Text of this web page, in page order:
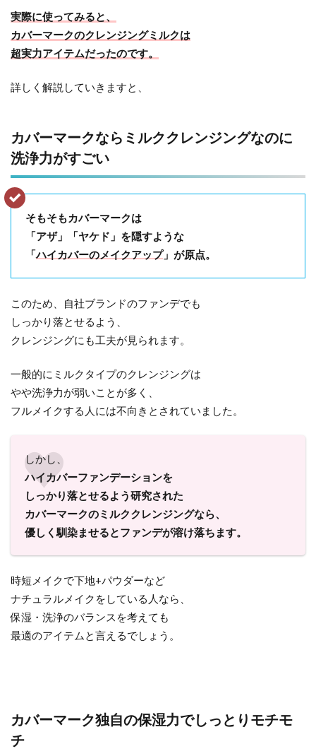
実際に使ってみると、
カバーマークのクレンジングミルクは
超実力アイテムだったのです。
詳しく解説していきますと、
カバーマークならミルククレンジングなのに
洗浄力がすごい
そもそもカバーマークは
「アザ」「ヤケド」を隠すような
「ハイカバーのメイクアップ」が原点。
このため、自社ブランドのファンデでも
しっかり落とせるよう、
クレンジングにも工夫が見られます。
一般的にミルクタイプのクレンジングは
やや洗浄力が弱いことが多く、
フルメイクする人には不向きとされていました。
しかし、
ハイカバーファンデーションを
しっかり落とせるよう研究された
カバーマークのミルククレンジングなら、
優しく馴染ませるとファンデが溶け落ちます。
時短メイクで下地+パウダーなど
ナチュラルメイクをしている人なら、
保湿・洗浄のバランスを考えても
最適のアイテムと言えるでしょう。
カバーマーク独自の保湿力でしっとりモチモ
チ